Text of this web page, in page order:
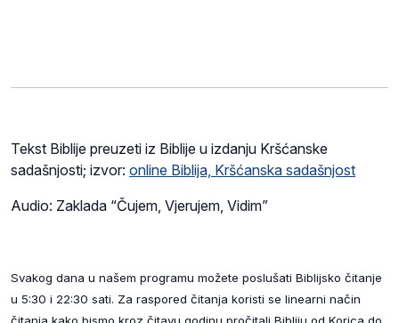
Tekst Biblije preuzeti iz Biblije u izdanju Kršćanske
sadašnjosti; izvor: online Biblija, Kršćanska sadašnjost
Audio: Zaklada “Čujem, Vjerujem, Vidim”
Svakog dana u našem programu možete poslušati Biblijsko čitanje
u 5:30 i 22:30 sati. Za raspored čitanja koristi se linearni način
čitanja kako bismo kroz čitavu godinu pročitali Bibliju od Korica do